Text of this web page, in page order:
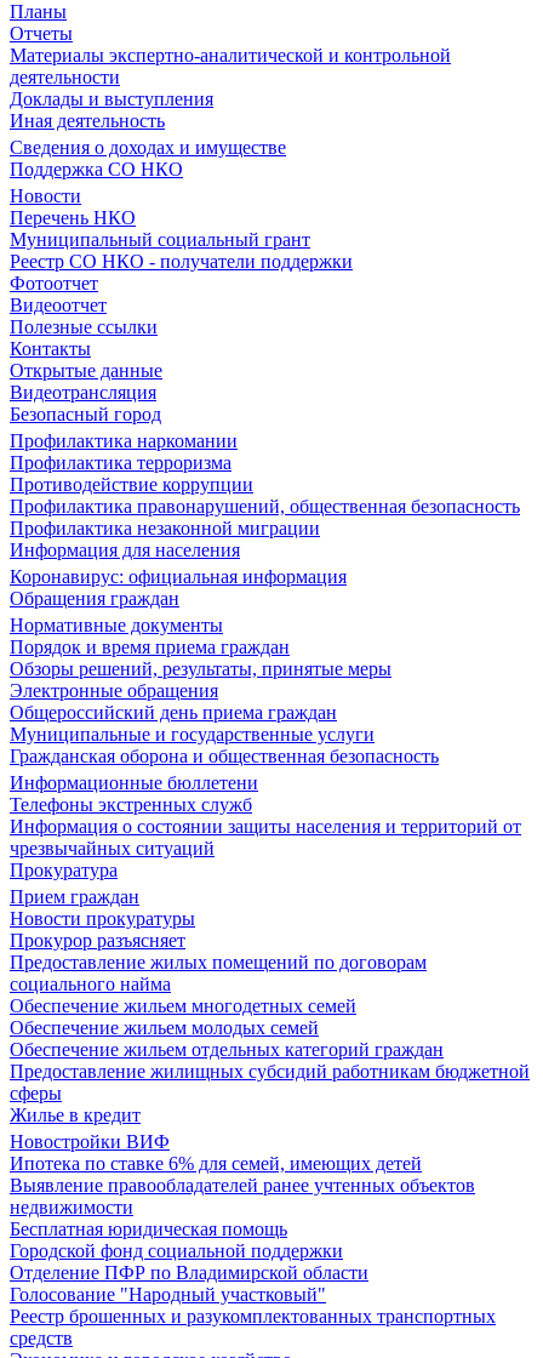
Планы
Отчеты
Материалы экспертно-аналитической и контрольной
деятельности
Доклады и выступления
Иная деятельность
Сведения о доходах и имуществе
Поддержка СО НКО
Новости
Перечень НКО
Муниципальный социальный грант
Реестр СО НКО - получатели поддержки
Фотоотчет
Видеоотчет
Полезные ссылки
Контакты
Открытые данные
Видеотрансляция
Безопасный город
Профилактика наркомании
Профилактика терроризма
Противодействие коррупции
Профилактика правонарушений, общественная безопасность
Профилактика незаконной миграции
Информация для населения
Коронавирус: официальная информация
Обращения граждан
Нормативные документы
Порядок и время приема граждан
Обзоры решений, результаты, принятые меры
Электронные обращения
Общероссийский день приема граждан
Муниципальные и государственные услуги
Гражданская оборона и общественная безопасность
Информационные бюллетени
Телефоны экстренных служб
Информация о состоянии защиты населения и территорий от
чрезвычайных ситуаций
Прокуратура
Прием граждан
Новости прокуратуры
Прокурор разъясняет
Предоставление жилых помещений по договорам
социального найма
Обеспечение жильем многодетных семей
Обеспечение жильем молодых семей
Обеспечение жильем отдельных категорий граждан
Предоставление жилищных субсидий работникам бюджетной
сферы
Жилье в кредит
Новостройки ВИФ
Ипотека по ставке 6% для семей, имеющих детей
Выявление правообладателей ранее учтенных объектов
недвижимости
Бесплатная юридическая помощь
Городской фонд социальной поддержки
Отделение ПФР по Владимирской области
Голосование "Народный участковый"
Реестр брошенных и разукомплектованных транспортных
средств